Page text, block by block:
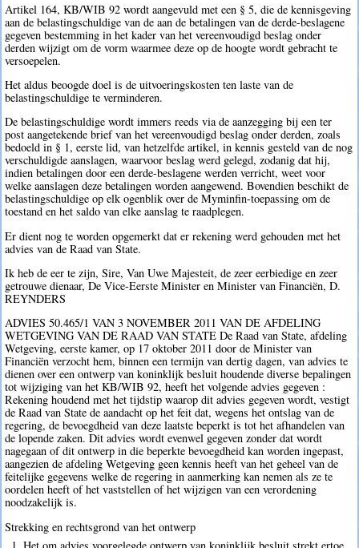
Artikel 164, KB/WIB 92 wordt aangevuld met een § 5, die de kennisgeving
aan de belastingschuldige van de aan de betalingen van de derde-beslagene
gegeven bestemming in het kader van het vereenvoudigd beslag onder
derden wijzigt om de vorm waarmee deze op de hoogte wordt gebracht te
versoepelen.
Het aldus beoogde doel is de uitvoeringskosten ten laste van de
belastingschuldige te verminderen.
De belastingschuldige wordt immers reeds via de aanzegging bij een ter
post aangetekende brief van het vereenvoudigd beslag onder derden, zoals
bedoeld in § 1, eerste lid, van hetzelfde artikel, in kennis gesteld van de nog
verschuldigde aanslagen, waarvoor beslag werd gelegd, zodanig dat hij,
indien betalingen door een derde-beslagene werden verricht, weet voor
welke aanslagen deze betalingen worden aangewend. Bovendien beschikt de
belastingschuldige op elk ogenblik over de Myminfin-toepassing om de
toestand en het saldo van elke aanslag te raadplegen.
Er dient nog te worden opgemerkt dat er rekening werd gehouden met het
advies van de Raad van State.
Ik heb de eer te zijn, Sire, Van Uwe Majesteit, de zeer eerbiedige en zeer
getrouwe dienaar, De Vice-Eerste Minister en Minister van Financiën, D.
REYNDERS
ADVIES 50.465/1 VAN 3 NOVEMBER 2011 VAN DE AFDELING
WETGEVING VAN DE RAAD VAN STATE De Raad van State, afdeling
Wetgeving, eerste kamer, op 17 oktober 2011 door de Minister van
Financiën verzocht hem, binnen een termijn van dertig dagen, van advies te
dienen over een ontwerp van koninklijk besluit houdende diverse bepalingen
tot wijziging van het KB/WIB 92, heeft het volgende advies gegeven :
Rekening houdend met het tijdstip waarop dit advies gegeven wordt, vestigt
de Raad van State de aandacht op het feit dat, wegens het ontslag van de
regering, de bevoegdheid van deze laatste beperkt is tot het afhandelen van
de lopende zaken. Dit advies wordt evenwel gegeven zonder dat wordt
nagegaan of dit ontwerp in die beperkte bevoegdheid kan worden ingepast,
aangezien de afdeling Wetgeving geen kennis heeft van het geheel van de
feitelijke gegevens welke de regering in aanmerking kan nemen als ze te
oordelen heeft of het vaststellen of het wijzigen van een verordening
noodzakelijk is.
Strekking en rechtsgrond van het ontwerp